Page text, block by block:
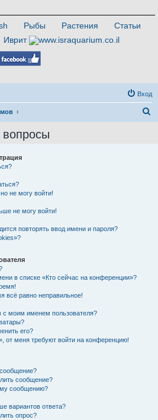
Рыбы Растения
Статьи
Иврит
Вход
не могу войти!
не могу войти!
повторять ввод имени и пароля?
в списке «Кто сейчас на конференции»?
всё равно неправильное!
с моим именем пользователя?
его?
от меня требуют войти на конференцию!
сообщение?
сообщению?
вариантов ответа?
опрос?